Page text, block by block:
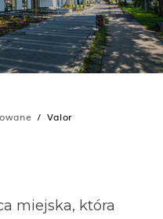
Valor
miejska, która